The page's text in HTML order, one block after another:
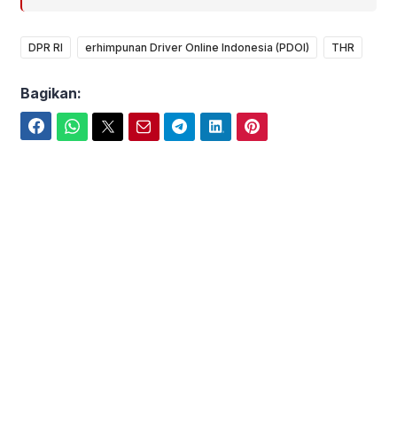
DPR RI erhimpunan Driver Online Indonesia (PDOI) THR
Bagikan: